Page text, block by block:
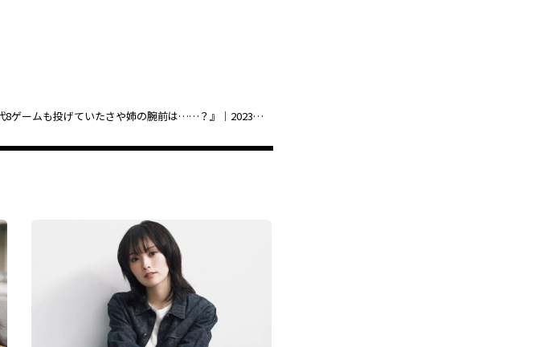
2位は『山本彩と中野でボウリングデート♪学生時代8ゲームも投げていたさや姉の腕前は……？』｜2023年の山本彩 連載 人気記事BEST5